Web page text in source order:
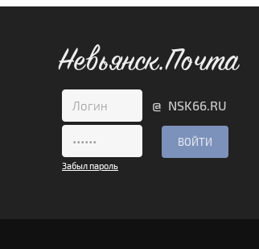
Невьянск.Почта
@ NSK66.RU
Забыл пароль